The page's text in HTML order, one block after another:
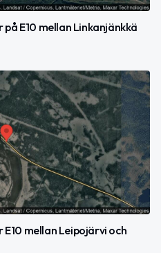
E10 mellan Linkanjänkkä
mellan Leipojärvi och